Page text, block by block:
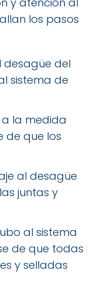
los pasos
desagüe del
sistema de
la medida
de que los
al desagüe
juntas y
al sistema
de que todas
y selladas